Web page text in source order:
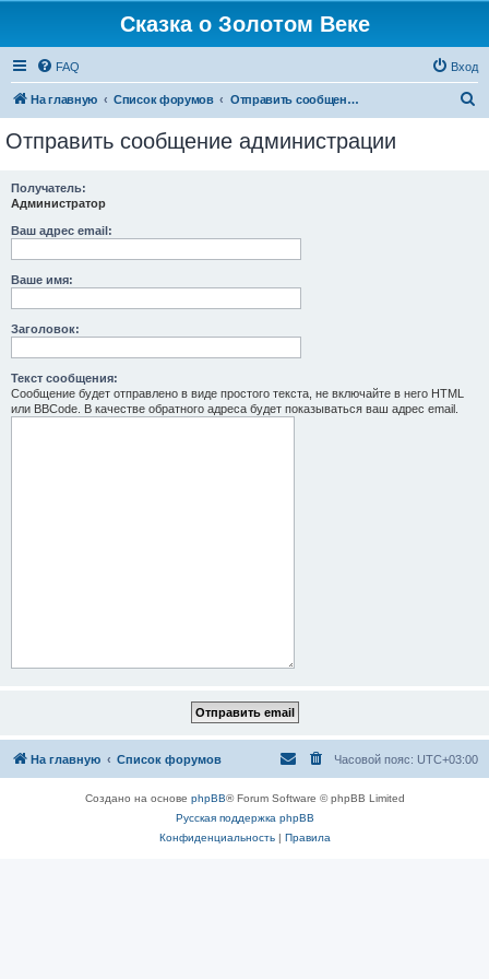
Сказка о Золотом Веке
FAQ Вход
На главную Список форумов Отправить сообщение администрации
Отправить сообщение администрации
Получатель:
Администратор
Ваш адрес email:
Ваше имя:
Заголовок:
Текст сообщения:
Сообщение будет отправлено в виде простого текста, не включайте в него HTML
или BBCode. В качестве обратного адреса будет показываться ваш адрес email.
На главную Список форумов Часовой пояс: UTC+03:00
Создано на основе phpBB® Forum Software © phpBB Limited
Русская поддержка phpBB
Конфиденциальность| Правила